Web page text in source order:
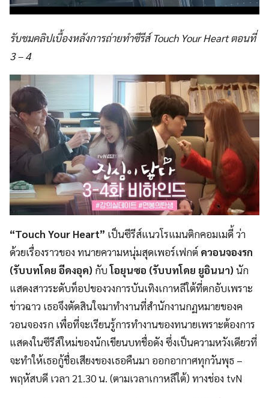
รับชมคลิปเบื้องหลังการถ่ายทำซีรีส์ Touch Your Heart ตอนที่
3 – 4
“Touch Your Heart” เป็นซีรีส์แนวโรแมนติกคอมเมดี้ ว่า
ด้วยเรื่องราวของ ทนายความหนุ่มสุดเพอร์เฟกต์ ควอนจองรก
(รับบทโดย อีดงอุค) กับโอยุนซอ (รับบทโดย ยูอินนา)นัก
แสดงสาวระดับท็อปของวงการบันเทิงเกาหลีใต้ที่ตกอับเพราะ
ข่าวฉาว เธอจึงตัดสินใจมาทำงานที่สำนักงานกฏหมายของค
วอนจองรก เพื่อที่จะเรียนรู้การทำงานของทนายเพราะต้องการ
แสดงในซีรีส์ใหม่ของนักเขียนบทชื่อดัง ซึ่งเป็นความหวังเดียวที่
จะทำให้เธอกู้ชื่อเสียงของเธอคืนมา ออกอากาศทุกวันพุธ –
พฤหัสบดี เวลา 21.30 น. (ตามเวลาเกาหลีใต้) ทางช่อง tvN